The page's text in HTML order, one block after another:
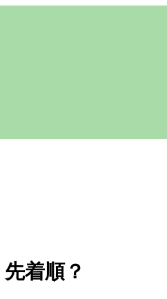
着順？